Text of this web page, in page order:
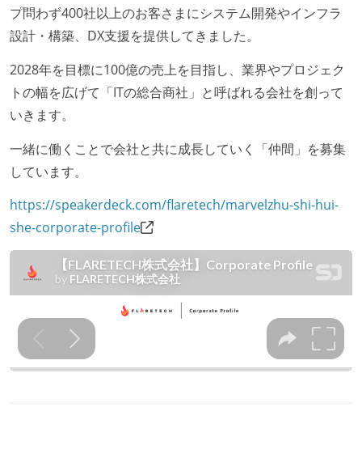
プ問わず400社以上のお客さまにシステム開発やインフラ
設計・構築、DX支援を提供してきました。
2028年を目標に100億の売上を目指し、業界やプロジェク
トの幅を広げて「ITの総合商社」と呼ばれる会社を創って
いきます。
一緒に働くことで会社と共に成長していく「仲間」を募集
しています。
https://speakerdeck.com/flaretech/marvelzhu-shi-hui-
she-corporate-profile